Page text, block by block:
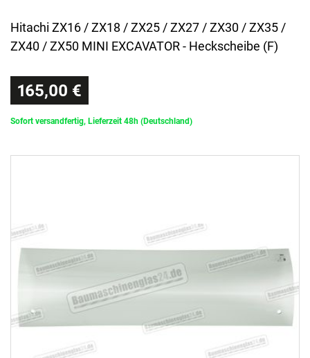
Hitachi ZX16 / ZX18 / ZX25 / ZX27 / ZX30 / ZX35 /
ZX40 / ZX50 MINI EXCAVATOR - Heckscheibe (F)
165,00 €
Sofort versandfertig, Lieferzeit 48h (Deutschland)